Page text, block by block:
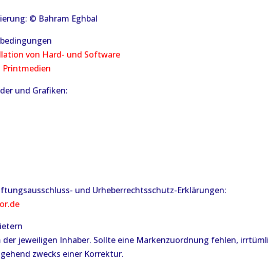
© Bahram Eghbal
von Hard- und Software
Printmedien
und Grafiken:
und Urheberrechtsschutz-Erklärungen:
der jeweiligen Inhaber. Sollte eine Markenzuordnung fehlen,
zwecks einer Korrektur.